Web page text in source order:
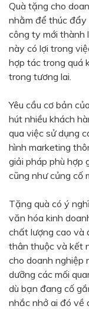
Đỏ
Xanh ngọc
Cam
Hồng
Xanh dương
Xanh lục
Trắng
Xanh dương
Tím - Bạc
Bạc - Xanh
Bạc - Cam
Đỏ - Bạc
Đen - Trắng
Quà tặng cho
nhằm để thúc
công ty mới thành
này có lợi trong
hợp tác trong quá
trong tương lai.
Yêu cầu cơ bản
hút nhiều khách
qua việc sử dụng
hình marketing
giải pháp phù hợp
cũng như củng cố
Tặng quà có ý
văn hóa kinh
chất lượng cao và
thân thuộc và kết
cho doanh nghiệp
dưỡng các mối
dù bạn đang cố
nhắc nhở ai đó về